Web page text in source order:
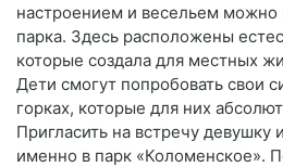
настроением и весельем можно
парка. Здесь расположены
которые создала для местных
Дети смогут попробовать свои
горках, которые для них
Пригласить на встречу
именно в парк «Коломенское».